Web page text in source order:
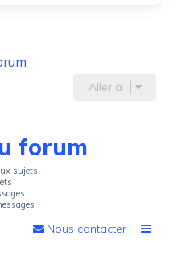
Aller à
forum
sujets
Nous contacter